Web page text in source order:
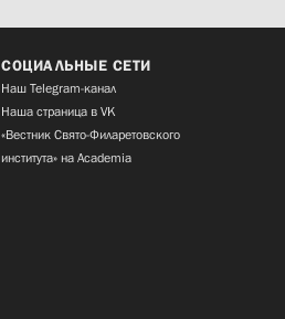
СОЦИАЛЬНЫЕ СЕТИ
Наш Telegram-канал
Наша страница в VK
«Вестник Свято-Филаретовского
института» на Academia